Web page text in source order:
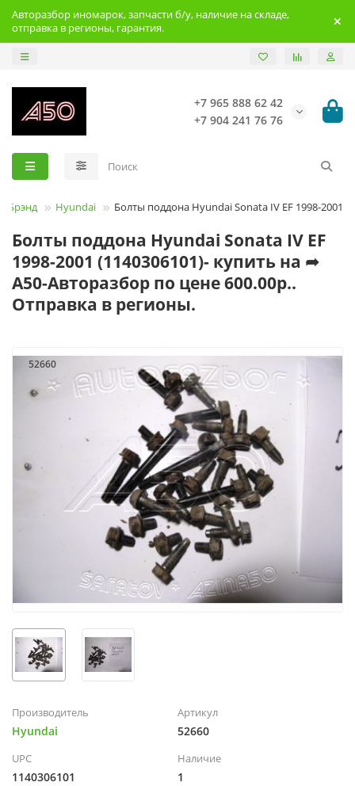
Авторазбор иномарок, запчасти б/у, наличие на складе,
отправка в регионы, гарантия.
+7 965 888 62 42
+7 904 241 76 76
Брэнд Hyundai Болты поддона Hyundai Sonata IV EF 1998-2001
Болты поддона Hyundai Sonata IV EF
1998-2001 (1140306101)- купить на ➦
А50-Авторазбор по цене 600.00р..
Отправка в регионы.
52660
Производитель
Hyundai
Артикул
52660
UPC
1140306101
Наличие
1